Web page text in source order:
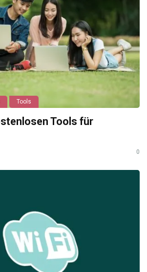
Tools
Tools für
0